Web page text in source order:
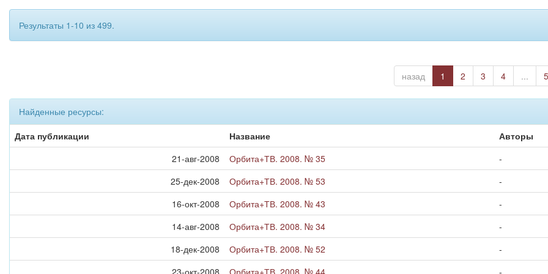
Результаты 1-10 из 499.
назад 1 2 3 4 ...
Найденные ресурсы:
Дата публикации
Название
Авторы
21-авг-2008
Орбита+ТВ. 2008. № 35
-
25-дек-2008
Орбита+ТВ. 2008. № 53
-
16-окт-2008
Орбита+ТВ. 2008. № 43
-
14-авг-2008
Орбита+ТВ. 2008. № 34
-
18-дек-2008
Орбита+ТВ. 2008. № 52
-
23-окт-2008
Орбита+ТВ. 2008. № 44 -